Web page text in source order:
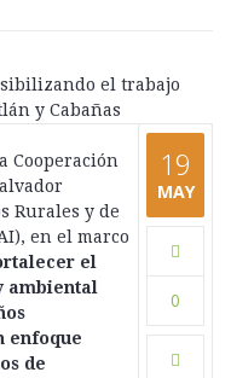
19
MAY
0
Cooperación
Rurales y de
en el marco
el
ambiental
enfoque
de